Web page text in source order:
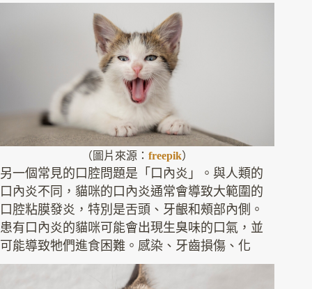
（圖片來源：freepik）
另一個常見的口腔問題是「口內炎」。與人類的
口內炎不同，貓咪的口內炎通常會導致大範圍的
口腔粘膜發炎，特別是舌頭、牙齦和頰部內側。
患有口內炎的貓咪可能會出現生臭味的口氣，並
可能導致牠們進食困難。感染、牙齒損傷、化